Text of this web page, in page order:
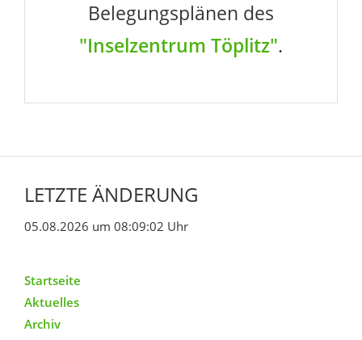
Belegungsplänen des
"Inselzentrum Töplitz".
LETZTE ÄNDERUNG
05.08.2026 um 08:09:02 Uhr
Startseite
Aktuelles
Archiv